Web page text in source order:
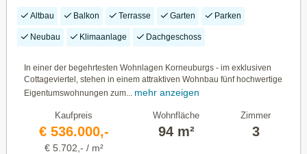
mit Terrasse in bester Korneuburger
Altbau Balkon Terrasse Garten Parken
Neubau Klimaanlage Dachgeschoss
In einer der begehrtesten Wohnlagen Korneuburgs - im exklusiven
Cottageviertel, stehen in einem attraktiven Wohnbau fünf hochwertige
Eigentumswohnungen zum... mehr anzeigen
Kaufpreis
€ 536.000,-
€ 5.702,- / m²
Wohnfläche
94 m²
Zimmer
3